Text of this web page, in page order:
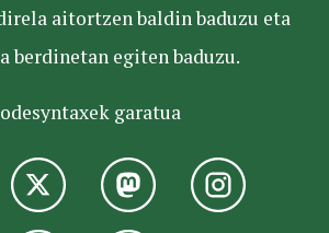
aitortzen baldin baduzu eta
berdinetan egiten baduzu.
garatua